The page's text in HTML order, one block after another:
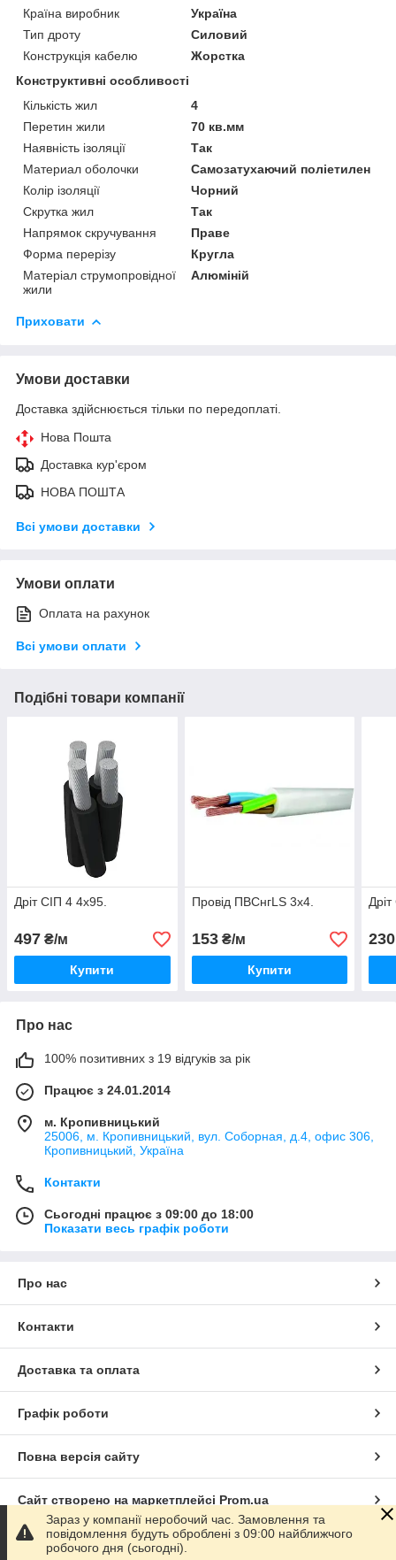
Країна виробник
Україна
Тип дроту
Силовий
Конструкція кабелю
Жорстка
Конструктивні особливості
Кількість жил
4
Перетин жили
70 кв.мм
Наявність ізоляції
Так
Материал оболочки
Самозатухаючий поліетилен
Колір ізоляції
Чорний
Скрутка жил
Так
Напрямок скручування
Праве
Форма перерізу
Кругла
Матеріал струмопровідної
жили
Алюміній
Приховати
Умови доставки
Доставка здійснюється тільки по передоплаті.
Нова Пошта
Доставка кур'єром
НОВА ПОШТА
Всі умови доставки
Умови оплати
Оплата на рахунок
Всі умови оплати
Подібні товари компанії
Дріт СІП 4 4х95.
497 ₴/м
Купити
Провід ПВСнгLS 3х4.
153₴/м
Купити
230
Про нас
100% позитивних з 19 відгуків за рік
Працює з 24.01.2014
м. Кропивницький
25006, м. Кропивницький, вул. Соборная, д.4, офис 306,
Кропивницький, Україна
Контакти
Сьогодні працює з 09:00 до 18:00
Показати весь графік роботи
Про нас
Контакти
Доставка та оплата
Графік роботи
Повна версія сайту
Сайт створено на маркетплейсі Prom.ua
Політика конфіденційності
Зараз у компанії неробочий час. Замовлення та
повідомлення будуть оброблені з 09:00 найближчого
робочого дня (сьогодні).